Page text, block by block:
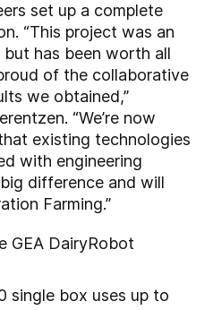
set up a complete
“This project was an
has been worth all
of the collaborative
we obtained,”
“We’re now
existing technologies
with engineering
difference and will
Farming.”
GEA DairyRobot
single box uses up to